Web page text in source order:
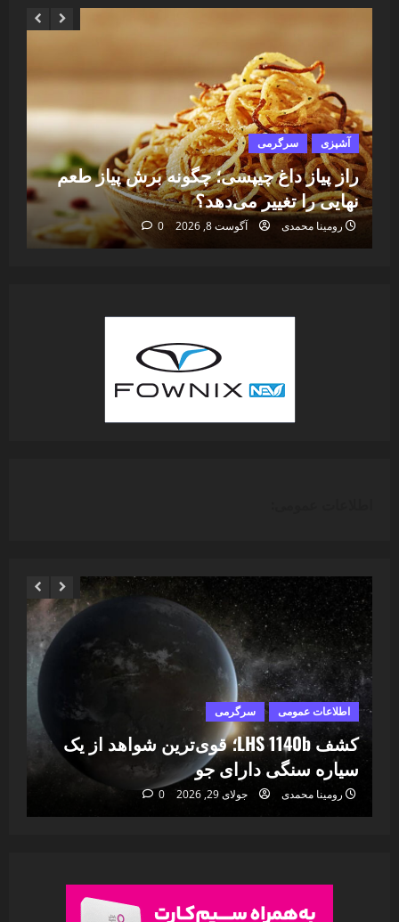
آشپزی سرگرمی
راز پیاز داغ چیپسی؛ چگونه برش پیاز طعم
نهایی را تغییر می‌دهد؟
رومینا محمدی آگوست 8, 2026 0
اطلاعات عمومی سرگرمی
کشف LHS 1140b؛ قوی‌ترین شواهد از یک
سیاره سنگی دارای جو
رومینا محمدی جولای 29, 2026 0